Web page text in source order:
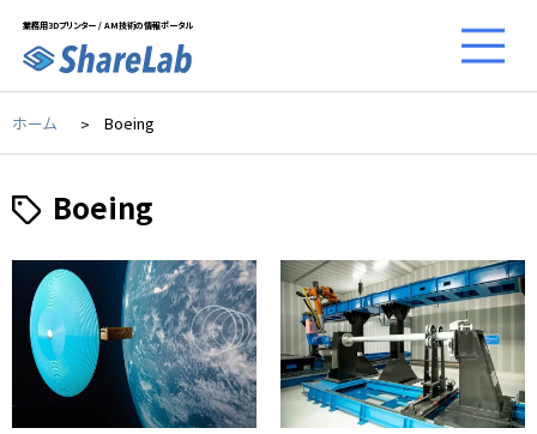
業務用3Dプリンター / AM技術の情報ポータル
ホーム Boeing
Boeing